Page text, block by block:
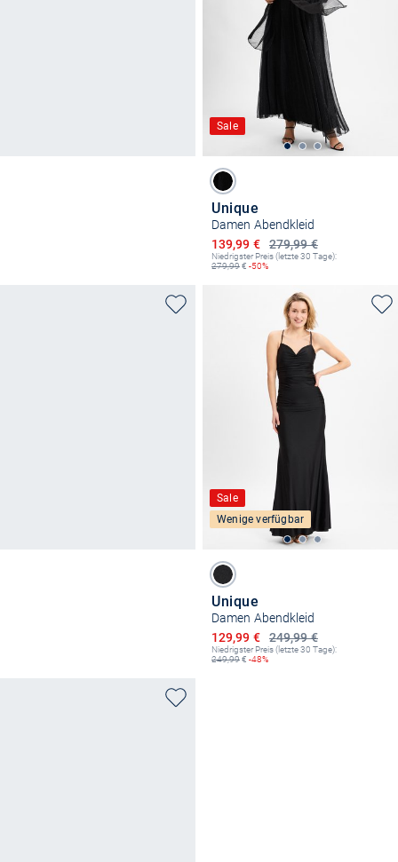
Sale
Unique
Damen Abendkleid
279,99 €
Ermäßigter Preis
139,99 €
Niedrigster Preis (letzte 30 Tage):
279,99€ -50%
Sale
Wenige verfügbar
Unique
Damen Abendkleid
249,99 €
Ermäßigter Preis
129,99 €
Niedrigster Preis (letzte 30 Tage):
249,99€ -48%